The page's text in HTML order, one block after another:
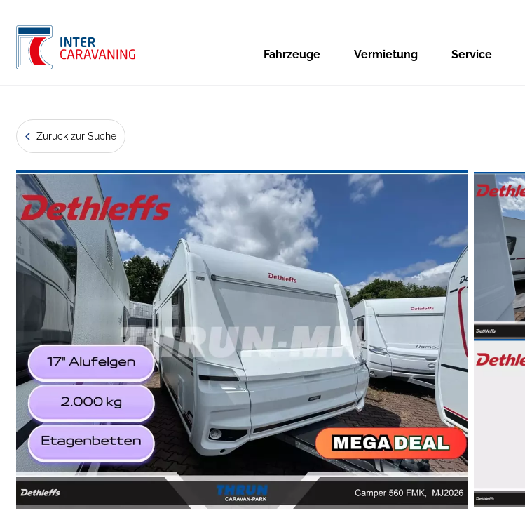
Fahrzeuge Vermietung Service
Zurück zur Suche